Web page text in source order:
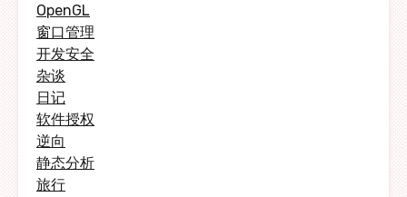
OpenGL
窗口管理
开发安全
杂谈
日记
软件授权
逆向
静态分析
旅行